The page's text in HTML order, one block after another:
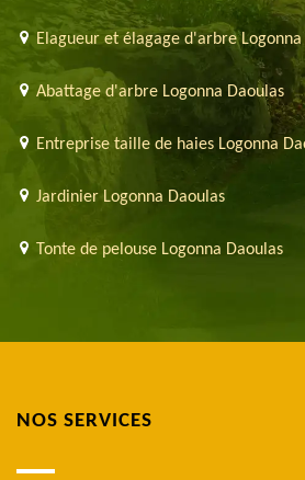
Elagueur et élagage d'arbre Logonna
Abattage d'arbre Logonna Daoulas
Entreprise taille de haies Logonna
Jardinier Logonna Daoulas
Tonte de pelouse Logonna Daoulas
NOS SERVICES